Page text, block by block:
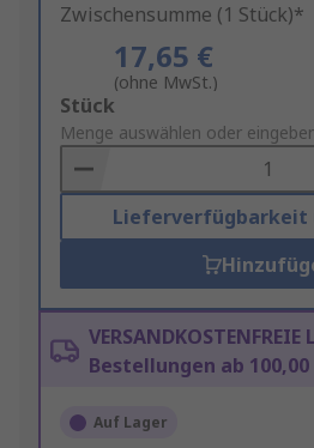
Zwischensumme (1 Stück)*
17,65 €
(ohne MwSt.)
Add
to
Basket
Stück
Menge auswählen oder
Lieferverfügbarkeit
Bestellungen ab 100,00
Auf Lager